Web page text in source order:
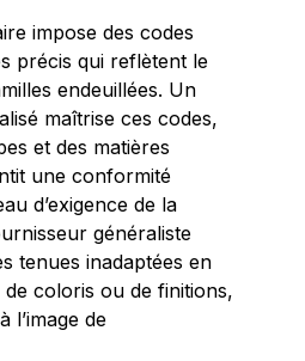
impose des codes
précis qui reflètent le
endeuillées. Un
maîtrise ces codes,
et des matières
une conformité
d’exigence de la
généraliste
tenues inadaptées en
coloris ou de finitions,
l’image de